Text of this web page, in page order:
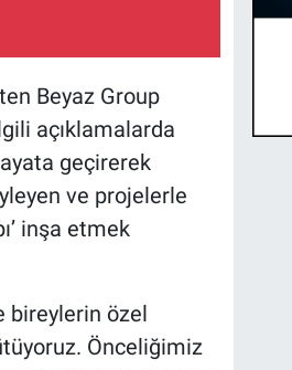
Beyaz Group
açıklamalarda
geçirerek
ve projelerle
inşa etmek
bireylerin özel
Önceliğimiz